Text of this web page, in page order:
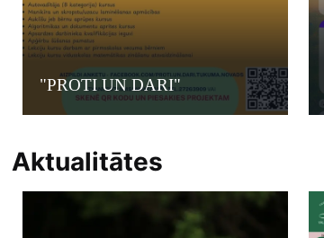
"PROTI UN DARI"
Aktualitātes